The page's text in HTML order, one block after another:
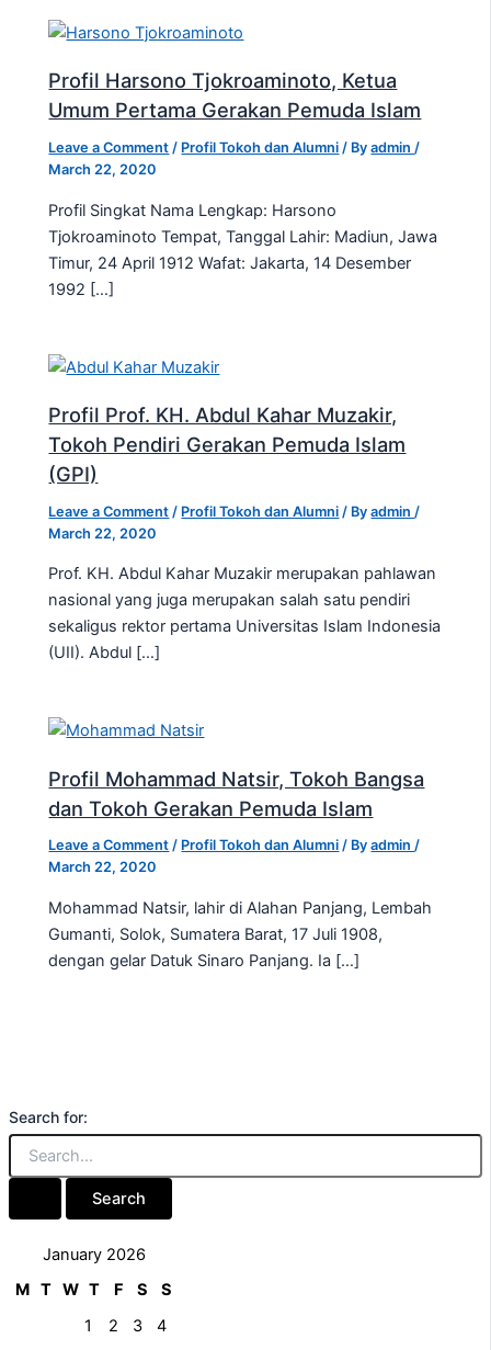
Profil Harsono Tjokroaminoto, Ketua
Umum Pertama Gerakan Pemuda Islam
Leave a Comment / Profil Tokoh dan Alumni / Byadmin/
March 22, 2020
Profil Singkat Nama Lengkap: Harsono
Tjokroaminoto Tempat, Tanggal Lahir: Madiun, Jawa
Timur, 24 April 1912 Wafat: Jakarta, 14 Desember
1992 […]
Profil Prof. KH. Abdul Kahar Muzakir,
Tokoh Pendiri Gerakan Pemuda Islam
(GPI)
Leave a Comment / Profil Tokoh dan Alumni / Byadmin /
March 22, 2020
Prof. KH. Abdul Kahar Muzakir merupakan pahlawan
nasional yang juga merupakan salah satu pendiri
sekaligus rektor pertama Universitas Islam Indonesia
(UII). Abdul […]
Profil Mohammad Natsir, Tokoh Bangsa
dan Tokoh Gerakan Pemuda Islam
Leave a Comment / Profil Tokoh dan Alumni / Byadmin/
March 22, 2020
Mohammad Natsir, lahir di Alahan Panjang, Lembah
Gumanti, Solok, Sumatera Barat, 17 Juli 1908,
dengan gelar Datuk Sinaro Panjang. Ia […]
Search for:
January 2026
M T W T F S
S
1
2 3
4